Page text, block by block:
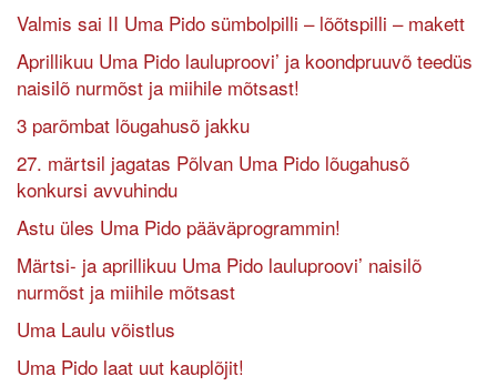
Valmis sai II Uma Pido sümbolpilli – lõõtspilli – makett
Aprillikuu Uma Pido lauluproovi’ ja koondpruuvõ teedüs
naisilõ nurmõst ja miihile mõtsast!
3 parõmbat lõugahusõ jakku
27. märtsil jagatas Põlvan Uma Pido lõugahusõ
konkursi avvuhindu
Astu üles Uma Pido pääväprogrammin!
Märtsi- ja aprillikuu Uma Pido lauluproovi’ naisilõ
nurmõst ja miihile mõtsast
Uma Laulu võistlus
Uma Pido laat uut kauplõjit!